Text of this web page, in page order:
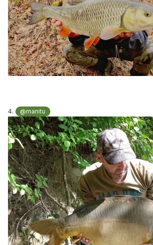
4. @manitu